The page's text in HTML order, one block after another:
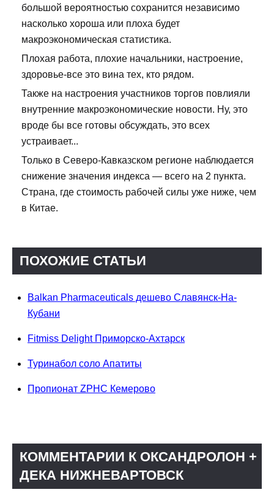
большой вероятностью сохранится независимо
насколько хороша или плоха будет
макроэкономическая статистика.
Плохая работа, плохие начальники, настроение,
здоровье-все это вина тех, кто рядом.
Также на настроения участников торгов повлияли
внутренние макроэкономические новости. Ну, это
вроде бы все готовы обсуждать, это всех
устраивает...
Только в Северо-Кавказском регионе наблюдается
снижение значения индекса — всего на 2 пункта.
Страна, где стоимость рабочей силы уже ниже, чем
в Китае.
ПОХОЖИЕ СТАТЬИ
Balkan Pharmaceuticals дешево Славянск-На-
Кубани
Fitmiss Delight Приморско-Ахтарск
Туринабол соло Апатиты
Пропионат ZPHC Кемерово
КОММЕНТАРИИ К ОКСАНДРОЛОН +
ДЕКА НИЖНЕВАРТОВСК